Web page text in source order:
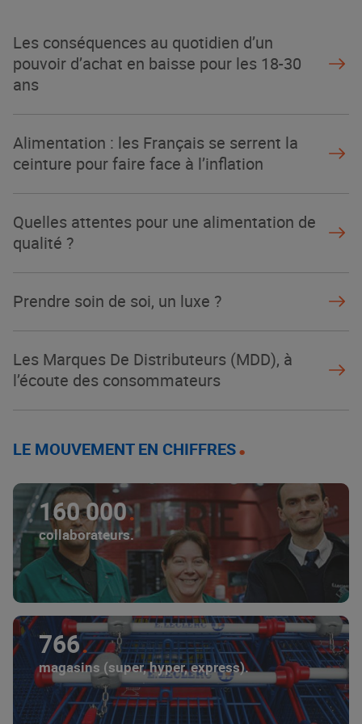
Les conséquences au quotidien d’un
pouvoir d’achat en baisse pour les 18-30
ans
Alimentation : les Français se serrent la
ceinture pour faire face à l’inflation
Quelles attentes pour une alimentation de
qualité ?
Prendre soin de soi, un luxe ?
Les Marques De Distributeurs (MDD), à
l’écoute des consommateurs
LE MOUVEMENT EN CHIFFRES
160 000
collaborateurs.
766
magasins (super, hyper, express).